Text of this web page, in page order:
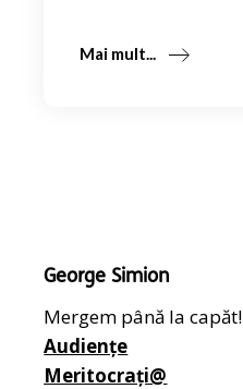
Mai mult...
George Simion
Mergem până la capăt!
Audiențe
Meritocrați@